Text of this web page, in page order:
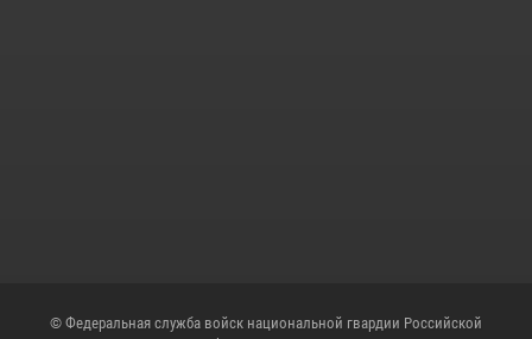
© Федеральная служба войск национальной гвардии Российской